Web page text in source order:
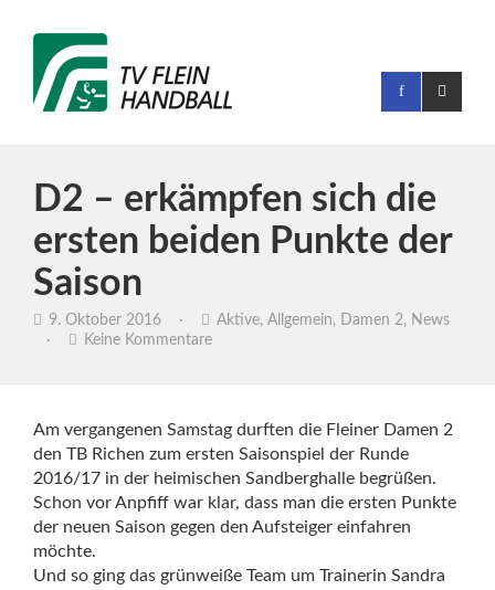
D2 – erkämpfen sich die
ersten beiden Punkte der
Saison
9. Oktober 2016 · Aktive, Allgemein, Damen 2, News
·
Keine Kommentare
Am vergangenen Samstag durften die Fleiner Damen 2
den TB Richen zum ersten Saisonspiel der Runde
2016/17 in der heimischen Sandberghalle begrüßen.
Schon vor Anpfiff war klar, dass man die ersten Punkte
der neuen Saison gegen den Aufsteiger einfahren
möchte.
Und so ging das grünweiße Team um Trainerin Sandra